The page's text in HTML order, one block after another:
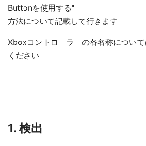
Buttonを使用する"
方法について記載して行きます
Xboxコントローラーの各名称につい
ください
1. 検出